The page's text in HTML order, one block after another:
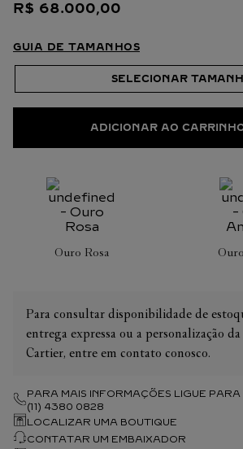
R$ 68.000,00
GUIA DE TAMANHOS
ADICIONAR AO
Ouro Rosa
Para consultar disponibilidade de
entrega expressa ou a personalização da
Cartier, entre em contato conosco.
PARA MAIS INFORMAÇÕES LIGUE PARA
(11) 4380 0828
LOCALIZAR UMA BOUTIQUE
CONTATAR UM EMBAIXADOR